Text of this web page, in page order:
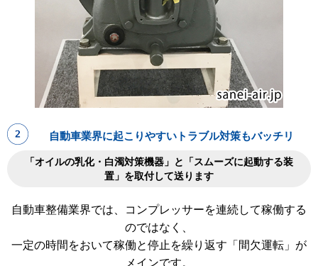
自動車業界に起こりやすいトラブル対策もバッチリ
「オイルの乳化・白濁対策機器」と「スムーズに起動する装
置」を取付して送ります
自動車整備業界では、コンプレッサーを連続して稼働する
のではなく、
一定の時間をおいて稼働と停止を繰り返す「間欠運転」が
メインです。